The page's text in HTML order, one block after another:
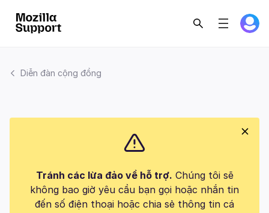
Diễn đàn cộng đồng
Tránh các lừa đảo về hỗ trợ. Chúng tôi sẽ
không bao giờ yêu cầu bạn gọi hoặc nhắn tin
đến số điện thoại hoặc chia sẻ thông tin cá